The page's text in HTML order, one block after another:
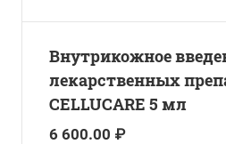
Внутрикожное
лекарственных
CELLUCARE 5 мл
6 600.00 ₽